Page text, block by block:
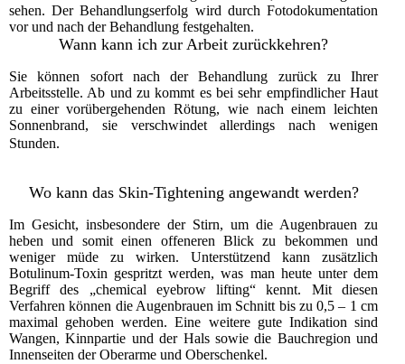
sehen. Der Behandlungserfolg wird durch Fotodokumentation
vor und nach der Behandlung festgehalten.
Wann kann ich zur Arbeit zurückkehren?
Sie können sofort nach der Behandlung zurück zu Ihrer
Arbeitsstelle. Ab und zu kommt es bei sehr empfindlicher Haut
zu einer vorübergehenden Rötung, wie nach einem leichten
Sonnenbrand, sie verschwindet allerdings nach wenigen
Stunden.
Wo kann das Skin-Tightening angewandt werden?
Im Gesicht, insbesondere der Stirn, um die Augenbrauen zu
heben und somit einen offeneren Blick zu bekommen und
weniger müde zu wirken. Unterstützend kann zusätzlich
Botulinum-Toxin gespritzt werden, was man heute unter dem
Begriff des „chemical eyebrow lifting“ kennt. Mit diesen
Verfahren können die Augenbrauen im Schnitt bis zu 0,5 – 1 cm
maximal gehoben werden. Eine weitere gute Indikation sind
Wangen, Kinnpartie und der Hals sowie die Bauchregion und
Innenseiten der Oberarme und Oberschenkel.